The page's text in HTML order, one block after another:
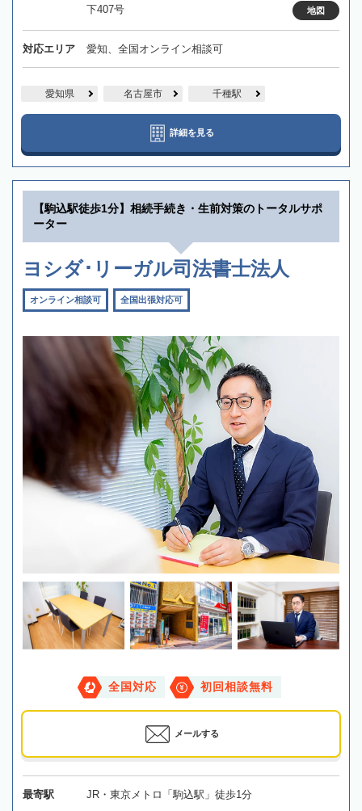
下407号
地図
対応エリア 愛知、全国オンライン相談可
愛知県 名古屋市 千種駅
詳細を見る
【駒込駅徒歩1分】相続手続き・生前対策のトータルサポ
ーター
ヨシダ･リーガル司法書士法人
オンライン相談可 全国出張対応可
全国対応 初回相談無料
メールする
最寄駅 JR・東京メトロ「駒込駅」徒歩1分